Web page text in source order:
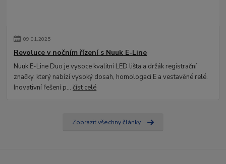
09.01.2025
Revoluce v nočním řízení s Nuuk E-Line
Nuuk E-Line Duo je vysoce kvalitní LED lišta a držák registrační
značky, který nabízí vysoký dosah, homologaci E a vestavěné relé.
Inovativní řešení p...číst celé
Zobrazit všechny články